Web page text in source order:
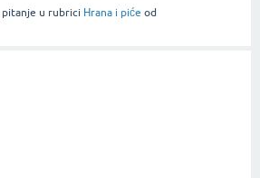
pitanje u rubrici Hrana i piće od